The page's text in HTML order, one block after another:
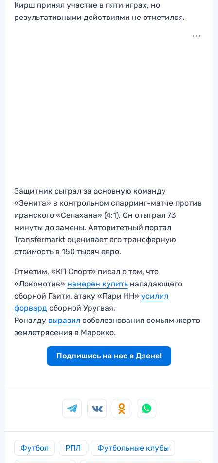
Кирш принял участие в пяти играх, но
результативными действиями не отметился.
Защитник сыграл за основную команду
«Зенита» в контрольном спарринг-матче против
иранского «Сепахана» (4:1). Он отыграл 73
минуты до замены. Авторитетный портал
Transfermarkt оценивает его трансферную
стоимость в 150 тысяч евро.
Отметим, «КП Спорт» писал о том, что
«Локомотив» намерен купить нападающего
сборной Гаити, атаку «Пари НН» усилил
форвард сборной Уругвая,
Роналду выразил соболезнования семьям жертв
землетрясения в Марокко.
Подпишись на нас в Дзене!
Футбол РПЛ Футбольные клубы